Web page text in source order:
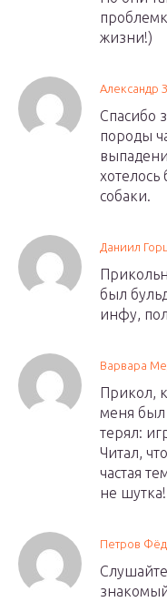
жизни!)
Александр
Спасибо
породы
хотелось
собаки.
Даниил
был
инфу,
Варвара
Прикол,
меня был
терял:
Читал,
частая
не шутка!
Петров
знакомый